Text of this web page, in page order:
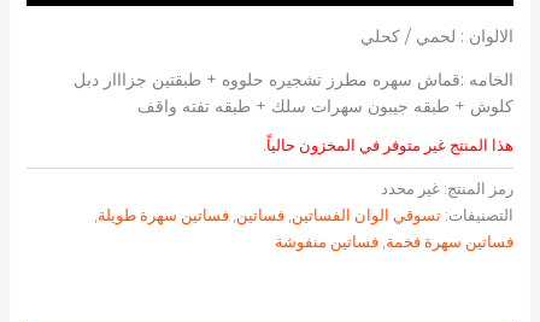
الالوان : لحمي / كحلي
الخامه :قماش سهره مطرز تشجيره حلووه + طبقتين جزااار دبل
كلوش + طبقه جيبون سهرات سلك + طبقه تفته واقف
هذا المنتج غير متوفر في المخزون حالياً.
رمز المنتج: غير محدد
التصنيفات: تسوقي الوان الفساتين, فساتين, فساتين سهرة طويلة,
فساتين سهرة فخمة, فساتين منفوشة